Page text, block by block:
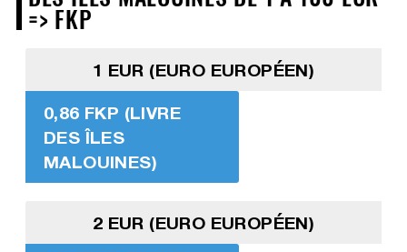
=> FKP
1 EUR (EURO EUROPÉEN)
0,86 FKP (LIVRE
DES ÎLES
MALOUINES)
2 EUR (EURO EUROPÉEN)